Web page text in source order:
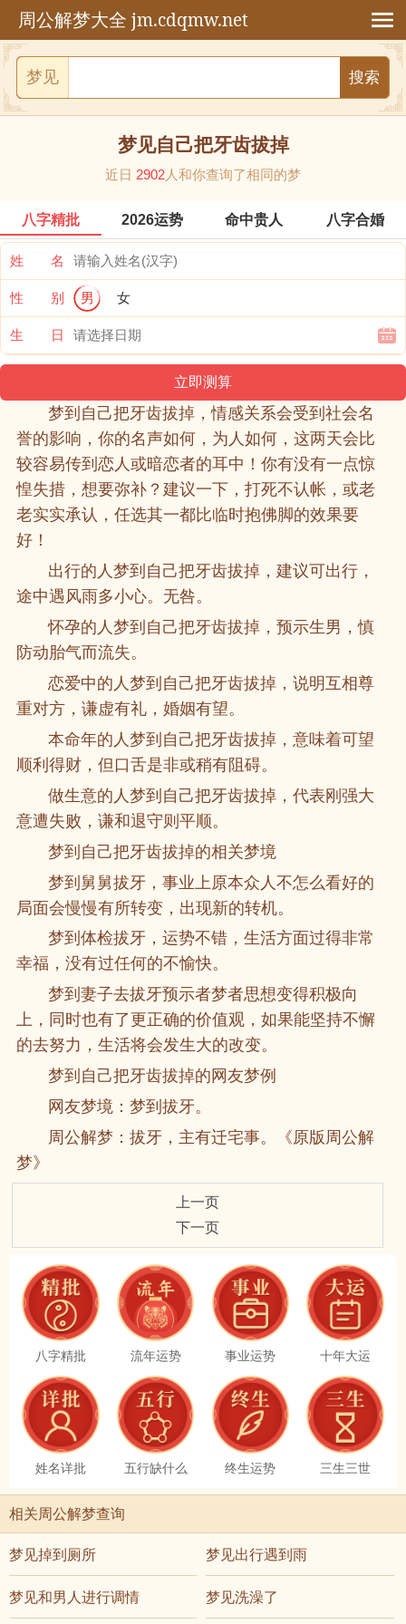
周公解梦大全 jm.cdqmw.net
梦见
梦见自己把牙齿拔掉
近日 2902人和你查询了相同的梦
八字精批 2026运势 命中贵人 八字合婚
姓 名
性 别 男 女
生 日
梦到自己把牙齿拔掉，情感关系会受到社会名
誉的影响，你的名声如何，为人如何，这两天会比
较容易传到恋人或暗恋者的耳中！你有没有一点惊
惶失措，想要弥补？建议一下，打死不认帐，或老
老实实承认，任选其一都比临时抱佛脚的效果要
好！
出行的人梦到自己把牙齿拔掉，建议可出行，
途中遇风雨多小心。无咎。
怀孕的人梦到自己把牙齿拔掉，预示生男，慎
防动胎气而流失。
恋爱中的人梦到自己把牙齿拔掉，说明互相尊
重对方，谦虚有礼，婚姻有望。
本命年的人梦到自己把牙齿拔掉，意味着可望
顺利得财，但口舌是非或稍有阻碍。
做生意的人梦到自己把牙齿拔掉，代表刚强大
意遭失败，谦和退守则平顺。
梦到自己把牙齿拔掉的相关梦境
梦到舅舅拔牙，事业上原本众人不怎么看好的
局面会慢慢有所转变，出现新的转机。
梦到体检拔牙，运势不错，生活方面过得非常
幸福，没有过任何的不愉快。
梦到妻子去拔牙预示者梦者思想变得积极向
上，同时也有了更正确的价值观，如果能坚持不懈
的去努力，生活将会发生大的改变。
梦到自己把牙齿拔掉的网友梦例
网友梦境：梦到拔牙。
周公解梦：拔牙，主有迁宅事。《原版周公解
梦》
上一页
下一页
八字精批 流年运势 事业运势 十年大运
姓名详批 五行缺什么 终生运势 三生三世
相关周公解梦查询
梦见掉到厕所 梦见出行遇到雨
梦见和男人进行调情 梦见洗澡了